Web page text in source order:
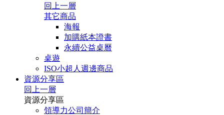
回上一層
其它商品
海報
加購紙本證書
永續公益桌曆
桌遊
ISO小超人週邊商品
資源分享區
回上一層
資源分享區
領導力公司簡介